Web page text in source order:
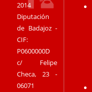
2014
Diputación
de Badajoz -
CIF:
P0600000D
c/ Felipe
Checa, 23 -
06071